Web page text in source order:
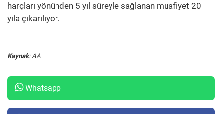
harçları yönünden 5 yıl süreyle sağlanan muafiyet 20
yıla çıkarılıyor.
Kaynak: AA
Whatsapp